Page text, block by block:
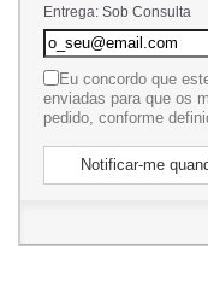
Entrega: Sob Consulta
Eu concordo que
enviadas para que os
pedido, conforme
Notificar-me